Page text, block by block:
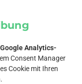
Google Analytics-
Consent Manager
Cookie mit Ihren